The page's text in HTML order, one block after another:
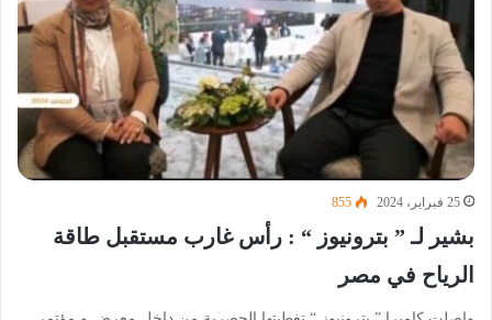
25 فبراير، 2024 855
بشير لـ ” بترونيوز “ : رأس غارب مستقبل طاقة
الرياح في مصر